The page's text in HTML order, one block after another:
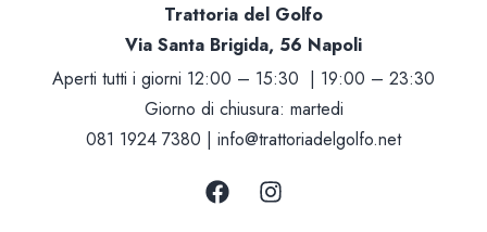
Trattoria del Golfo
Via Santa Brigida, 56 Napoli
Aperti tutti i giorni 12:00 – 15:30 | 19:00 – 23:30
Giorno di chiusura: martedi
081 1924 7380 | info@trattoriadelgolfo.net